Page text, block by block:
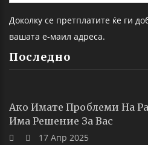
Доколку се претплатите ќе ги
вашата е-маил адреса.
Последно
Ако Имате Проблеми На
Има Решение За Вас
17 Апр 2025